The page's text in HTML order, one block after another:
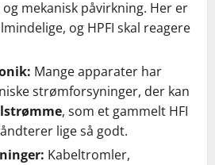
mekanisk påvirkning. Her er
og HPFI skal reagere
Mange apparater har
strømforsyninger, der kan
, som et gammelt HFI
lige så godt.
Kabeltromler,